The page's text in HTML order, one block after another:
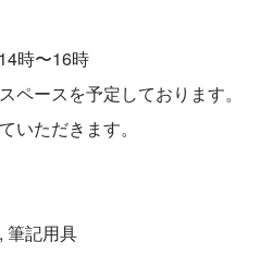
時〜16時
ペースを予定しております。
いただきます。
筆記用具